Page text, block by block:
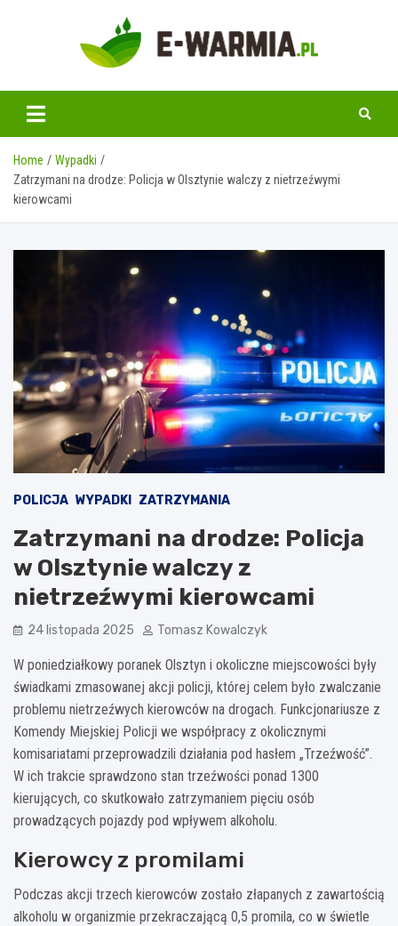
www.e-warmia.pl
Home
Wypadki
Zatrzymani na drodze: Policja w Olsztynie walczy z nietrzeźwymi
kierowcami
POLICJA WYPADKI ZATRZYMANIA
Zatrzymani na drodze: Policja
w Olsztynie walczy z
nietrzeźwymi kierowcami
24 listopada 2025 Tomasz Kowalczyk
W poniedziałkowy poranek Olsztyn i okoliczne miejscowości były
świadkami zmasowanej akcji policji, której celem było zwalczanie
problemu nietrzeźwych kierowców na drogach. Funkcjonariusze z
Komendy Miejskiej Policji we współpracy z okolicznymi
komisariatami przeprowadzili działania pod hasłem „Trzeźwość”.
W ich trakcie sprawdzono stan trzeźwości ponad 1300
kierujących, co skutkowało zatrzymaniem pięciu osób
prowadzących pojazdy pod wpływem alkoholu.
Kierowcy z promilami
Podczas akcji trzech kierowców zostało złapanych z zawartością
alkoholu w organizmie przekraczającą 0,5 promila, co w świetle